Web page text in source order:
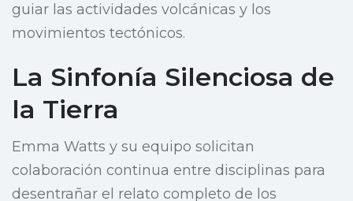
guiar las actividades volcánicas y los
movimientos tectónicos.
La Sinfonía Silenciosa de
la Tierra
Emma Watts y su equipo solicitan
colaboración continua entre disciplinas para
desentrañar el relato completo de los